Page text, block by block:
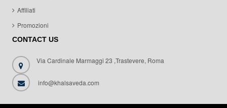
Affiliati
Promozioni
CONTACT US
Via Cardinale Marmaggi 23 ,Trastevere, Roma
info@khalsaveda.com